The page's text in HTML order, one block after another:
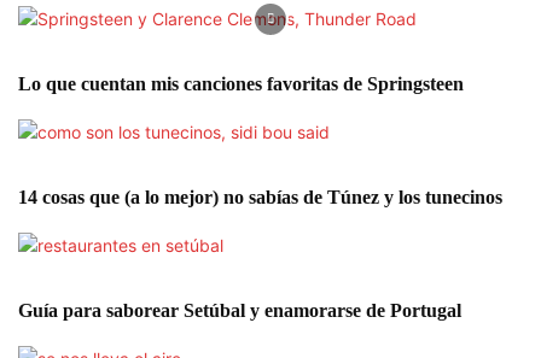
Lo que cuentan mis canciones favoritas de Springsteen
14 cosas que (a lo mejor) no sabías de Túnez y los tunecinos
Guía para saborear Setúbal y enamorarse de Portugal